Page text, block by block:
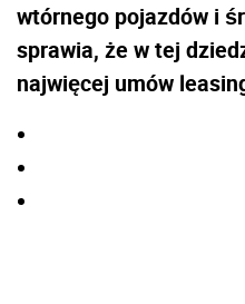
wtórnego pojazdów i
sprawia, że w tej
najwięcej umów